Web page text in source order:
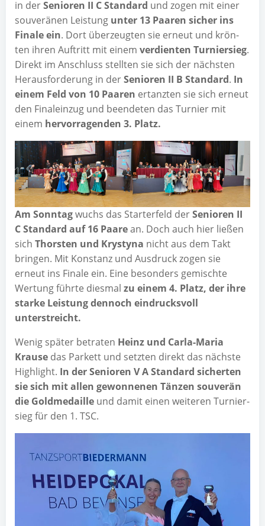
in derSenio­ren II C Stan­dard und zogen mit einer
sou­ve­rä­nen Leis­tung unter 13 Paa­ren sicher ins
Fina­le ein. Dort über­zeug­ten sie erneut und krön­
ten ihren Auf­tritt mit einem ver­dien­ten Tur­nier­sieg.
Direkt im Anschluss stell­ten sie sich der nächs­ten
Her­aus­for­de­rung in derSenio­ren II B Stan­dard. In
einem Feld von 10 Paa­ren ertanz­ten sie sich erneut
den Final­ein­zug und been­de­ten das Tur­nier mit
einem her­vor­ra­gen­den 3. Platz.
Am Sonn­tagwuchs das Star­ter­feld derSenio­ren II
C Stan­dard auf 16 Paa­rean. Doch auch hier lie­ßen
sich Thors­ten und Kry­sty­na nicht aus dem Takt
brin­gen. Mit Kon­stanz und Aus­druck zogen sie
erneut ins Fina­le ein. Eine beson­ders gemisch­te
Wer­tung führ­te dies­mal zu einem 4. Platz, der ihre
star­ke Leis­tung den­noch ein­drucks­voll
unterstreicht.
Wenig spä­ter betra­ten Heinz und Car­la-Maria
Krau­se das Par­kett und setz­ten direkt das nächs­te
High­light. In der Senio­ren V A Stan­dard sicher­ten
sie sich mit allen gewon­ne­nen Tän­zen sou­ve­rän
die Gold­me­dail­le und damit einen wei­te­ren Tur­nier­
sieg für den 1. TSC.